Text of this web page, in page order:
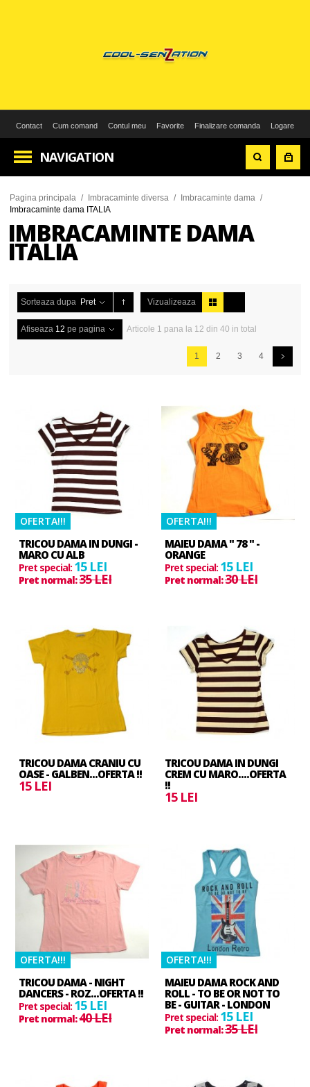
Contact Cum comand Contul meu Favorite Finalizare comanda Logare
NAVIGATION
Pagina principala / Imbracaminte diversa / Imbracaminte dama /
Imbracaminte dama ITALIA
IMBRACAMINTE DAMA
ITALIA
Sorteaza dupa Pret Vizualizeaza
Afiseaza 12 pe pagina Articole 1 pana la 12 din 40 in total
1 2 3 4
OFERTA!!!
TRICOU DAMA IN DUNGI -
MARO CU ALB
Pret special: 15 LEI
Pret normal:35 LEI
OFERTA!!!
MAIEU DAMA " 78 " -
ORANGE
Pret special: 15 LEI
Pret normal:30 LEI
TRICOU DAMA CRANIU CU
OASE - GALBEN...OFERTA !!
15 LEI
TRICOU DAMA IN DUNGI
CREM CU MARO....OFERTA
!!
15 LEI
OFERTA!!!
TRICOU DAMA - NIGHT
DANCERS - ROZ...OFERTA !!
Pret special: 15 LEI
Pret normal:40 LEI
OFERTA!!!
MAIEU DAMA ROCK AND
ROLL - TO BE OR NOT TO
BE - GUITAR - LONDON
Pret special: 15 LEI
Pret normal:35 LEI